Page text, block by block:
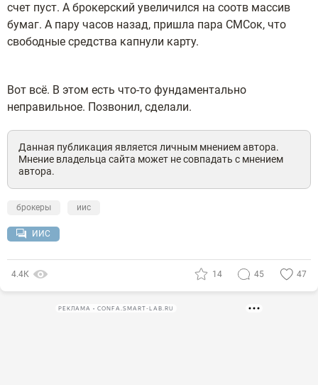
счет пуст. А брокерский увеличился на соотв массив
бумаг. А пару часов назад, пришла пара СМСок, что
свободные средства капнули карту.
Вот всё. В этом есть что-то фундаментально
неправильное. Позвонил, сделали.
Данная публикация является личным мнением автора.
Мнение владельца сайта может не совпадать с мнением
автора.
брокеры иис
ИИС
4.4К 14 45 47
РЕКЛАМА • CONFA.SMART-LAB.RU